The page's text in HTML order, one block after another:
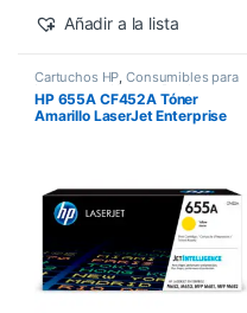
Añadir a la lista
Cartuchos HP,Consumibles para
Impresoras,Nuevos Productos
Sobre Pedido,Toner Original
HP 655A CF452A Tóner
Amarillo LaserJet Enterprise